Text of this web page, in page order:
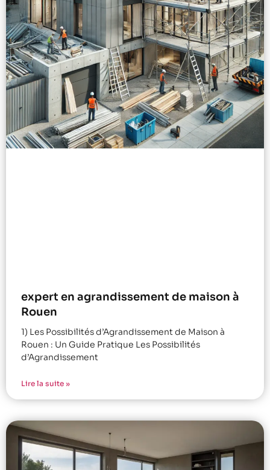
expert en agrandissement de maison à
Rouen
1) Les Possibilités d’Agrandissement de Maison à
Rouen : Un Guide Pratique Les Possibilités
d’Agrandissement
Lire la suite »